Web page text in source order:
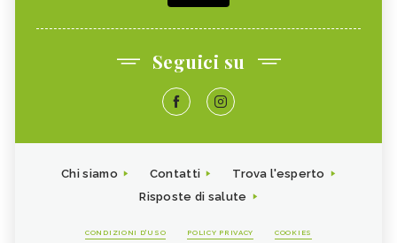
Seguici su
Chi siamo Contatti
Trova l'esperto
Risposte di salute
CONDIZIONI D'USO POLICY PRIVACY COOKIES